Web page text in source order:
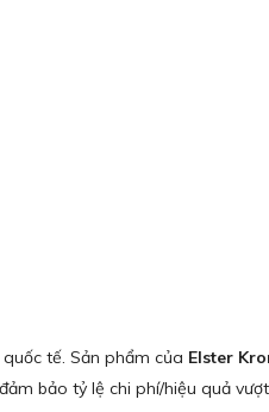
tế. Sản phẩm của Elster
bảo tỷ lệ chi phí/hiệu quả